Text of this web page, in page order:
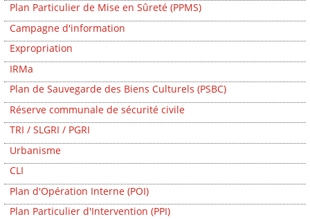
Plan Particulier de Mise en Sûreté (PPMS)
Campagne d'information
Expropriation
IRMa
Plan de Sauvegarde des Biens Culturels (PSBC)
Réserve communale de sécurité civile
TRI / SLGRI / PGRI
Urbanisme
CLI
Plan d'Opération Interne (POI)
Plan Particulier d'Intervention (PPI)